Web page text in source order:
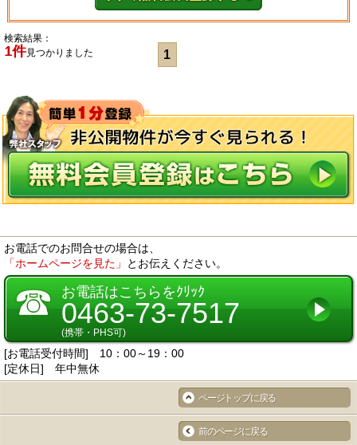
検索結果：
1件見つかりました 1
お電話でのお問合せの場合は、
「ホームページを見た」
とお伝えください。
☎ お電話はこちらをｸﾘｯｸ
0463-73-7517
(携帯・PHS可)
[お電話受付時間] 10：00～19：00
[定休日] 年中無休
ページトップに戻る
前のページに戻る